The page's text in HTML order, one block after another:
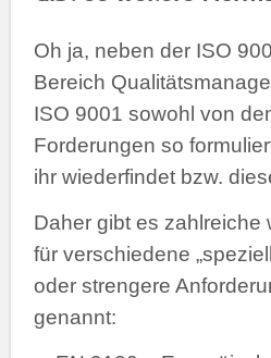
Oh ja, neben der ISO
Bereich
ISO 9001 sowohl von
Forderungen so
ihr wiederfindet bzw.
Daher gibt es zahlreiche
für verschiedene
oder strengere
genannt: